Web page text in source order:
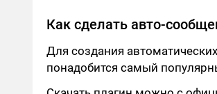
Как сделать авто-
Для создания
понадобится самый